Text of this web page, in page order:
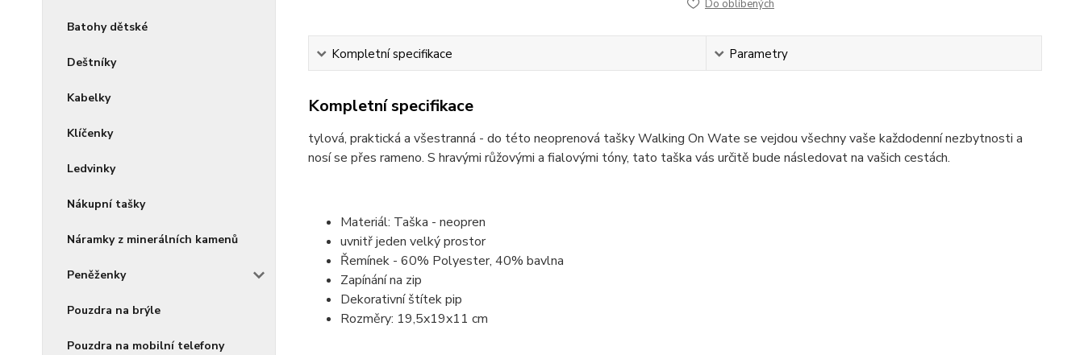
Batohy dětské
Deštníky
Kabelky
Klíčenky
Ledvinky
Nákupní tašky
Náramky z minerálních kamenů
Peněženky
Pouzdra na brýle
Pouzdra na mobilní telefony
Do oblíbených
Kompletní specifikace Parametry
Kompletní specifikace
tylová, praktická a všestranná - do této neoprenová tašky Walking On Wate se vejdou všechny vaše každodenní nezbytnosti a
nosí se přes rameno. S hravými růžovými a fialovými tóny, tato taška vás určitě bude následovat na vašich cestách.
Materiál: Taška - neopren
uvnitř jeden velký prostor
Řemínek - 60% Polyester, 40% bavlna
Zapínání na zip
Dekorativní štítek pip
Rozměry: 19,5x19x11 cm